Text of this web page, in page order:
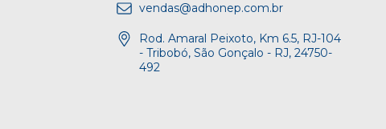
vendas@adhonep.com.br
Rod. Amaral Peixoto, Km 6.5, RJ-104
- Tribobó, São Gonçalo - RJ, 24750-
492